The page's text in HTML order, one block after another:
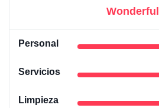
Wonderful
Personal
Servicios
Limpieza